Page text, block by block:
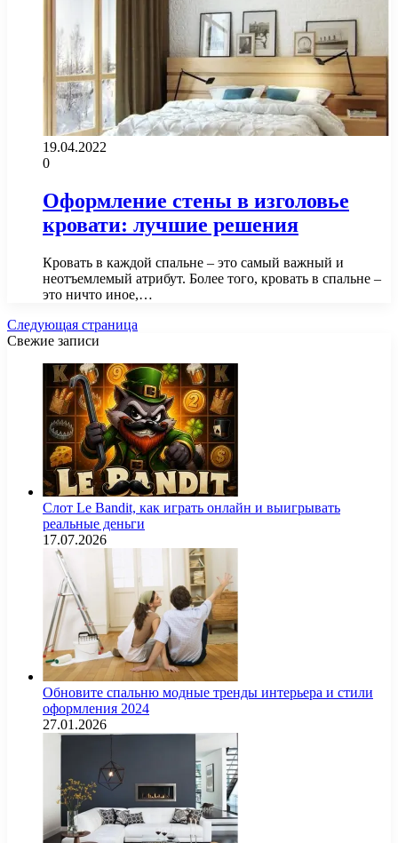
19.04.2022
0
Оформление стены в изголовье
кровати: лучшие решения
Кровать в каждой спальне – это самый важный и
неотъемлемый атрибут. Более того, кровать в спальне –
это ничто иное,…
Следующая страница
Свежие записи
Слот Le Bandit, как играть онлайн и выигрывать
реальные деньги
17.07.2026
Обновите спальню модные тренды интерьера и стили
оформления 2024
27.01.2026